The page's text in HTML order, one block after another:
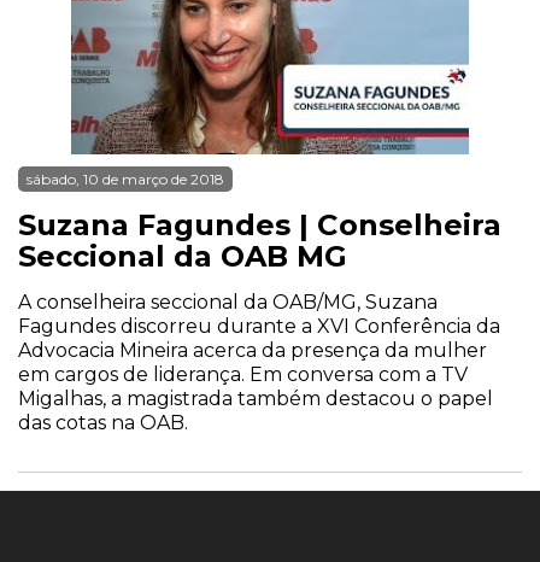
sábado, 10 de março de 2018
Suzana Fagundes | Conselheira
Seccional da OAB MG
A conselheira seccional da OAB/MG, Suzana
Fagundes discorreu durante a XVI Conferência da
Advocacia Mineira acerca da presença da mulher
em cargos de liderança. Em conversa com a TV
Migalhas, a magistrada também destacou o papel
das cotas na OAB.